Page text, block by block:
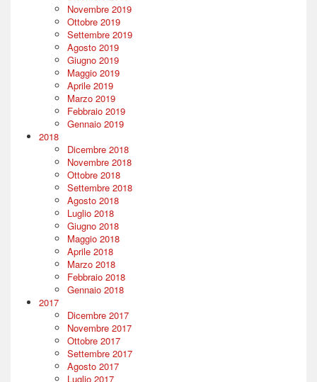
Novembre 2019
Ottobre 2019
Settembre 2019
Agosto 2019
Giugno 2019
Maggio 2019
Aprile 2019
Marzo 2019
Febbraio 2019
Gennaio 2019
2018
Dicembre 2018
Novembre 2018
Ottobre 2018
Settembre 2018
Agosto 2018
Luglio 2018
Giugno 2018
Maggio 2018
Aprile 2018
Marzo 2018
Febbraio 2018
Gennaio 2018
2017
Dicembre 2017
Novembre 2017
Ottobre 2017
Settembre 2017
Agosto 2017
Luglio 2017